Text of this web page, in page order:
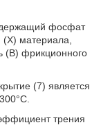
фосфат
материала,
(В) фрикционного
(7) является
трения